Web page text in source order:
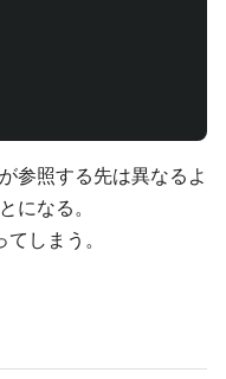
参照する先は異なるよ
になる。
しまう。